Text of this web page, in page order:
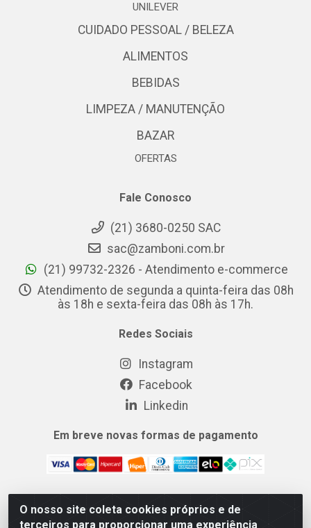
O nosso site coleta cookies próprios e de
terceiros para proporcionar uma experiência
UNILEVER
CUIDADO PESSOAL / BELEZA
ALIMENTOS
BEBIDAS
LIMPEZA / MANUTENÇÃO
BAZAR
OFERTAS
Fale Conosco
(21) 3680-0250 SAC
sac@zamboni.com.br
(21) 99732-2326 - Atendimento e-commerce
Atendimento de segunda a quinta-feira das 08h
às 18h e sexta-feira das 08h às 17h.
Redes Sociais
Instagram
Facebook
Linkedin
Em breve novas formas de pagamento
MIX CERTO DISTRIBUIDORA DE COSMÉTICOS ALIMENTOS E